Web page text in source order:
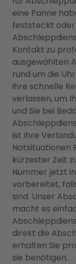
eine Panne
feststeckt oder
Kontakt zu
ausgewählten
rund um die
ihre schnelle
verlassen, um
und Sie bei
ist Ihre
Notsituationen
kürzester Zeit
Nummer jetzt
vorbereitet,
sind. Unser
macht es
direkt die
erhalten Sie
sie benötigen.